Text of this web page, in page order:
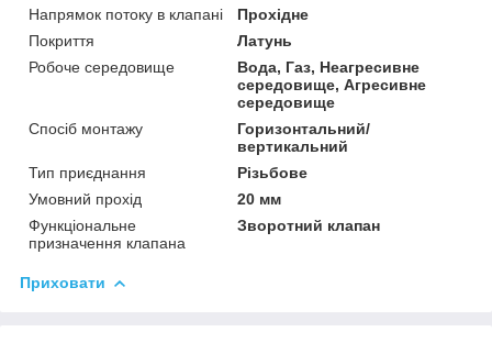
Напрямок потоку в клапані
Прохідне
Покриття
Латунь
Робоче середовище
Вода, Газ, Неагресивне
середовище, Агресивне
середовище
Спосіб монтажу
Горизонтальний/
вертикальний
Тип приєднання
Різьбове
Умовний прохід
20 мм
Функціональне
призначення клапана
Зворотний клапан
Приховати